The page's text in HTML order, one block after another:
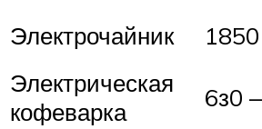
Электрочайник
Электрическая
кофеварка
6з0